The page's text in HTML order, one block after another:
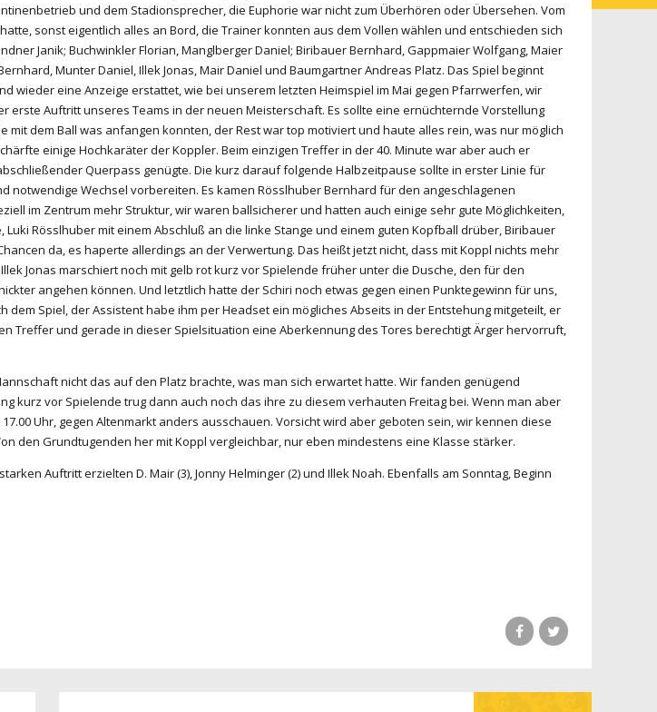
und dem Stadionsprecher, die Euphorie war nicht zum Überhören oder Übersehen. Vom
sonst eigentlich alles an Bord, die Trainer konnten aus dem Vollen wählen und entschieden sich
Janik; Buchwinkler Florian, Manglberger Daniel; Biribauer Bernhard, Gappmaier Wolfgang, Maier
Munter Daniel, Illek Jonas, Mair Daniel und Baumgartner Andreas Platz. Das Spiel beginnt
wieder eine Anzeige erstattet, wie bei unserem letzten Heimspiel im Mai gegen Pfarrwerfen, wir
Auftritt unseres Teams in der neuen Meisterschaft. Es sollte eine ernüchternde Vorstellung
dem Ball was anfangen konnten, der Rest war top motiviert und haute alles rein, was nur möglich
einige Hochkaräter der Koppler. Beim einzigen Treffer in der 40. Minute war aber auch er
Querpass genügte. Die kurz darauf folgende Halbzeitpause sollte in erster Linie für
Wechsel vorbereiten. Es kamen Rösslhuber Bernhard für den angeschlagenen
im Zentrum mehr Struktur, wir waren ballsicherer und hatten auch einige sehr gute Möglichkeiten,
Rösslhuber mit einem Abschluß an die linke Stange und einem guten Kopfball drüber, Biribauer
da, es haperte allerdings an der Verwertung. Das heißt jetzt nicht, dass mit Koppl nichts mehr
Jonas marschiert noch mit gelb rot kurz vor Spielende früher unter die Dusche, den für den
angehen können. Und letztlich hatte der Schiri noch etwas gegen einen Punktegewinn für uns,
Spiel, der Assistent habe ihm per Headset ein mögliches Abseits in der Entstehung mitgeteilt, er
Treffer und gerade in dieser Spielsituation eine Aberkennung des Tores berechtigt Ärger hervorruft,
nicht das auf den Platz brachte, was man sich erwartet hatte. Wir fanden genügend
kurz vor Spielende trug dann auch noch das ihre zu diesem verhauten Freitag bei. Wenn man aber
Uhr, gegen Altenmarkt anders ausschauen. Vorsicht wird aber geboten sein, wir kennen diese
den Grundtugenden her mit Koppl vergleichbar, nur eben mindestens eine Klasse stärker.
Auftritt erzielten D. Mair (3), Jonny Helminger (2) und Illek Noah. Ebenfalls am Sonntag, Beginn